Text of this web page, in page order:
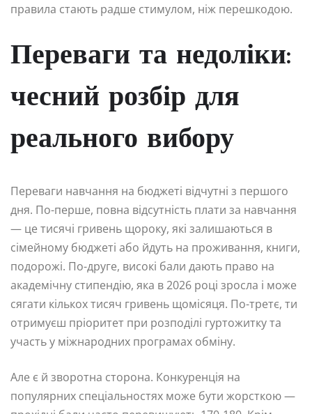
правила стають радше стимулом, ніж перешкодою.
Переваги та недоліки:
чесний розбір для
реального вибору
Переваги навчання на бюджеті відчутні з першого
дня. По-перше, повна відсутність плати за навчання
— це тисячі гривень щороку, які залишаються в
сімейному бюджеті або йдуть на проживання, книги,
подорожі. По-друге, високі бали дають право на
академічну стипендію, яка в 2026 році зросла і може
сягати кількох тисяч гривень щомісяця. По-третє, ти
отримуєш пріоритет при розподілі гуртожитку та
участь у міжнародних програмах обміну.
Але є й зворотна сторона. Конкуренція на
популярних спеціальностях може бути жорсткою —